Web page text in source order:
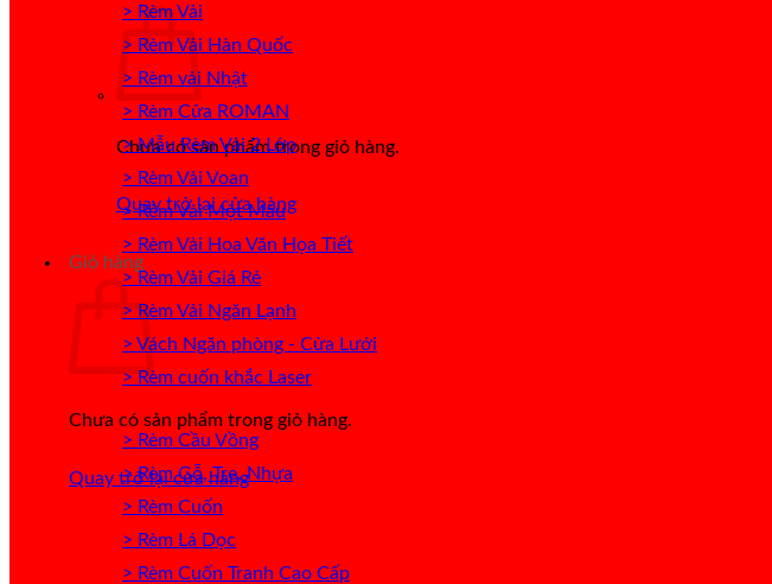
Chưa có sản phẩm trong giỏ hàng.
Quay trở lại cửa hàng
Giỏ hàng
Chưa có sản phẩm trong giỏ hàng.
Quay trở lại cửa hàng
> Rèm Vải
> Rèm Vải Hàn Quốc
> Rèm vải Nhật
> Rèm Cửa ROMAN
> Mẫu Rèm Vải 2 Lớp
> Rèm Vải Voan
> Rèm Vải Một Màu
> Rèm Vải Hoa Văn Họa Tiết
> Rèm Vải Giá Rẻ
> Rèm Vải Ngăn Lạnh
> Vách Ngăn phòng - Cửa Lưới
> Rèm cuốn khắc Laser
> Rèm Cầu Vồng
> Rèm Gỗ, Tre, Nhựa
> Rèm Cuốn
> Rèm Lá Dọc
> Rèm Cuốn Tranh Cao Cấp